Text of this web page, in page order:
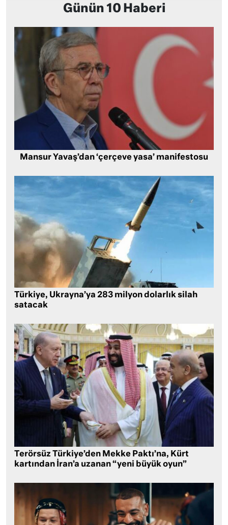
Günün 10 Haberi
Mansur Yavaş’dan ‘çerçeve yasa’ manifestosu
Türkiye, Ukrayna’ya 283 milyon dolarlık silah
satacak
Terörsüz Türkiye’den Mekke Paktı’na, Kürt
kartından İran’a uzanan “yeni büyük oyun”